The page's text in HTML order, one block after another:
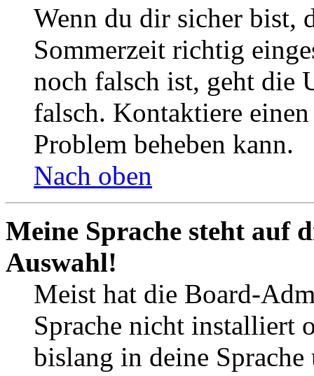
Wenn du dir sicher bist,
Sommerzeit richtig
noch falsch ist, geht die
falsch. Kontaktiere
Problem beheben kann.
Nach oben
Meine Sprache steht auf
Auswahl!
Meist hat die Board-
Sprache nicht installiert
bislang in deine